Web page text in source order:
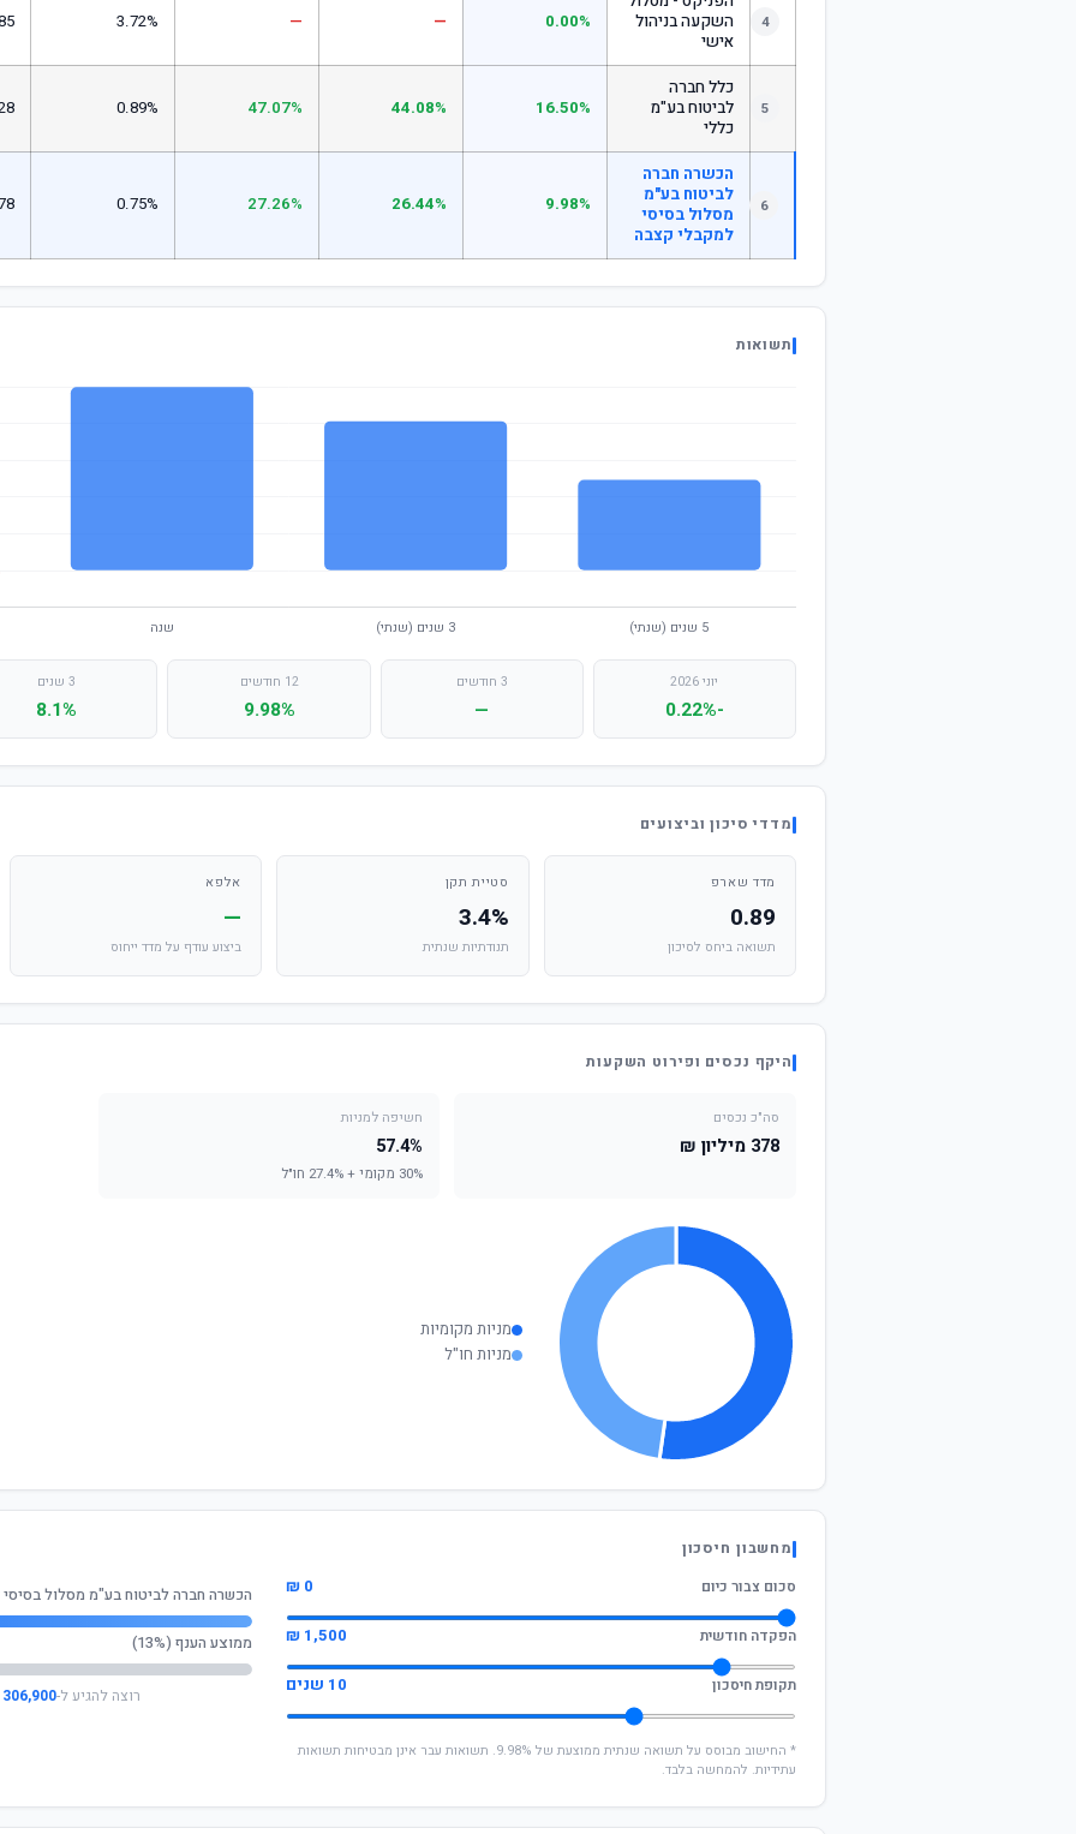
4
השקעה בניהול
אישי
0.00%
—
—
3.72%
5
כלל חברה
לביטוח בע"מ
כללי
16.50%
44.08%
47.07%
0.89%
6
הכשרה חברה
לביטוח בע"מ
מסלול בסיסי
למקבלי קצבה
9.98%
26.44%
27.26%
0.75%
תשואות
יוני 2026
-0.22%
3 חודשים
—
12 חודשים
9.98%
3 שנים
8.1%
מדדי סיכון וביצועים
מדד שארפ
0.89
תשואה ביחס לסיכון
סטיית תקן
3.4%
תנודתיות שנתית
אלפא
—
ביצוע עודף על מדד ייחוס
היקף נכסים ופירוט השקעות
סה"כ נכסים
378 מיליון ₪
חשיפה למניות
57.4%
30% מקומי + 27.4% חו"ל
מניות מקומיות
מניות חו"ל
מחשבון חיסכון
סכום צבור כיום
0 ₪
הפקדה חודשית 1,500 ₪
תקופת חיסכון 10 שנים
* החישוב מבוסס על תשואה שנתית ממוצעת של 9.98%. תשואות עבר אינן מבטיחות תשואות
עתידיות. להמחשה בלבד.
הכשרה חברה לביטוח בע"מ מסלול
ממוצע הענף (13%)
רוצה להגיע ל-306,900 ₪